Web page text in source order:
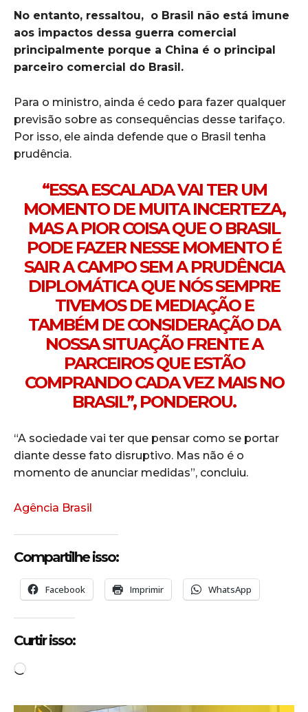
No entanto, ressaltou, o Brasil não está imune
aos impactos dessa guerra comercial
principalmente porque a China é o principal
parceiro comercial do Brasil.
Para o ministro, ainda é cedo para fazer qualquer
previsão sobre as consequências desse tarifaço.
Por isso, ele ainda defende que o Brasil tenha
prudência.
“ESSA ESCALADA VAI TER UM
MOMENTO DE MUITA INCERTEZA,
MAS A PIOR COISA QUE O BRASIL
PODE FAZER NESSE MOMENTO É
SAIR A CAMPO SEM A PRUDÊNCIA
DIPLOMÁTICA QUE NÓS SEMPRE
TIVEMOS DE MEDIAÇÃO E
TAMBÉM DE CONSIDERAÇÃO DA
NOSSA SITUAÇÃO FRENTE A
PARCEIROS QUE ESTÃO
COMPRANDO CADA VEZ MAIS NO
BRASIL”, PONDEROU.
“A sociedade vai ter que pensar como se portar
diante desse fato disruptivo. Mas não é o
momento de anunciar medidas”, concluiu.
Agência Brasil
Compartilhe isso:
Facebook Imprimir WhatsApp
Curtir isso:
C
r